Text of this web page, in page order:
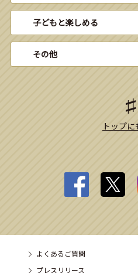
子どもと楽しめる
その他
トップに
よくあるご質問
プレスリリース